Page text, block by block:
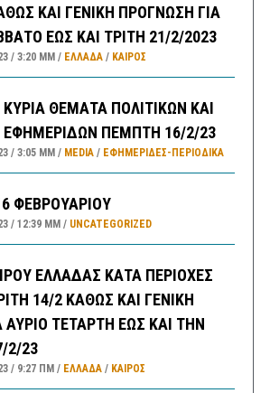
ΚΑΙ ΓΕΝΙΚΗ ΠΡΟΓΝΩΣΗ ΓΙΑ
ΕΩΣ ΚΑΙ ΤΡΙΤΗ 21/2/2023
3:20 ΜΜ ΕΛΛΑΔA/ ΚΑΙΡΌΣ
ΘΕΜΑΤΑ ΠΟΛΙΤΙΚΩΝ ΚΑΙ
ΕΦΗΜΕΡΙΔΩΝ ΠΕΜΠΤΗ 16/2/23
3:05 ΜΜ MEDIA/ ΕΦΗΜΕΡΊΔΕΣ-ΠΕΡΙΟΔΙΚΆ
ΦΕΒΡΟΥΑΡΙΟΥ
12:39 ΜΜ UNCATEGORIZED
ΕΛΛΑΔΑΣ ΚΑΤΑ ΠΕΡΙΟΧΕΣ
14/2 ΚΑΘΩΣ ΚΑΙ ΓΕΝΙΚΗ
ΤΕΤΑΡΤΗ ΕΩΣ ΚΑΙ ΤΗΝ
2/23
9:27 ΠΜ ΕΛΛΑΔA/ ΚΑΙΡΌΣ